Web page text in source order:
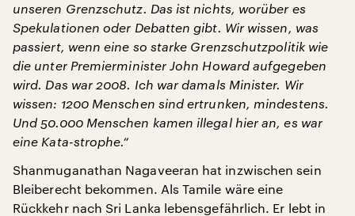
unseren Grenzschutz. Das ist nichts, worüber es
Spekulationen oder Debatten gibt. Wir wissen, was
passiert, wenn eine so starke Grenzschutzpolitik wie
die unter Premierminister John Howard aufgegeben
wird. Das war 2008. Ich war damals Minister. Wir
wissen: 1200 Menschen sind ertrunken, mindestens.
Und 50.000 Menschen kamen illegal hier an, es war
eine Kata-strophe.“
Shanmuganathan Nagaveeran hat inzwischen sein
Bleiberecht bekommen. Als Tamile wäre eine
Rückkehr nach Sri Lanka lebensgefährlich. Er lebt in